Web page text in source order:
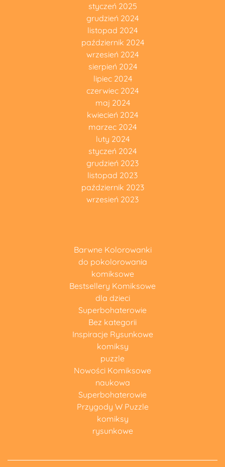
styczeń 2025
grudzień 2024
listopad 2024
październik 2024
wrzesień 2024
sierpień 2024
lipiec 2024
czerwiec 2024
maj 2024
kwiecień 2024
marzec 2024
luty 2024
styczeń 2024
grudzień 2023
listopad 2023
październik 2023
wrzesień 2023
Barwne Kolorowanki
do pokolorowania
komiksowe
Bestsellery Komiksowe
dla dzieci
Superbohaterowie
Bez kategorii
Inspiracje Rysunkowe
komiksy
puzzle
Nowości Komiksowe
naukowa
Superbohaterowie
Przygody W Puzzle
komiksy
rysunkowe